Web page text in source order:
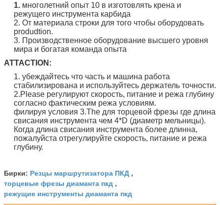
1. многолетний опыт 10 в изготовлять крена и
режущего инструмента карбида
2. От материала строки для того чтобы оборудовать
produdtion.
3. Производственное оборудование высшего уровня
мира и богатая команда опыта
ATTACTION:
1. убеждайтесь что часть и машина работа
стабилизирована и используйтесь держатель точности.
2.Please регулируют скорость, питание и режа глубину
согласно фактическим режа условиям.
филируя условия 3.The для торцевой фрезы где длина
свисания инструмента чем 4*D (диаметр мельницы).
Когда длина свисания инструмента более длинна,
пожалуйста отрегулируйте скорость, питание и режа
глубину.
Бирки: Резцы маршрутизатора ПКД ,
торцевые фрезы диаманта пкд ,
режущие инструменты диаманта пкд